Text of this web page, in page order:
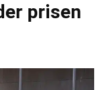
prisen